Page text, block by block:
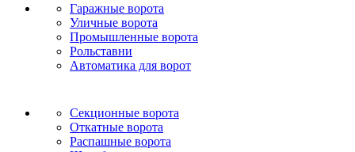
Гаражные ворота
Уличные ворота
Промышленные ворота
Рольставни
Автоматика для ворот
Секционные ворота
Откатные ворота
Распашные ворота